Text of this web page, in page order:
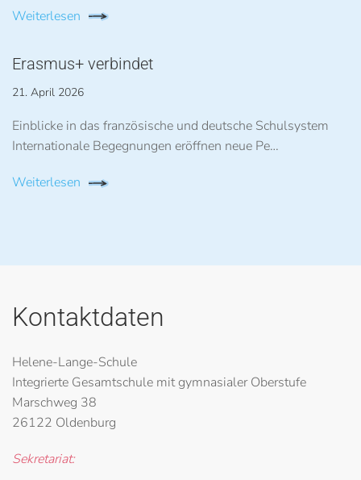
Weiterlesen
Erasmus+ verbindet
21. April 2026
Einblicke in das französische und deutsche Schulsystem
Internationale Begegnungen eröffnen neue Pe…
Weiterlesen
Kontaktdaten
Helene-Lange-Schule
Integrierte Gesamtschule mit gymnasialer Oberstufe
Marschweg 38
26122 Oldenburg
Sekretariat: